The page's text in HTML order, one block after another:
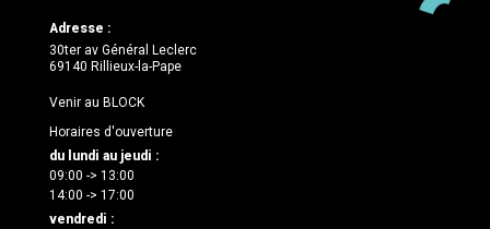
Adresse :
30ter av Général Leclerc
69140 Rillieux-la-Pape
Venir au BLOCK
Horaires d'ouverture
du lundi au jeudi :
09:00 -> 13:00
14:00 -> 17:00
vendredi :